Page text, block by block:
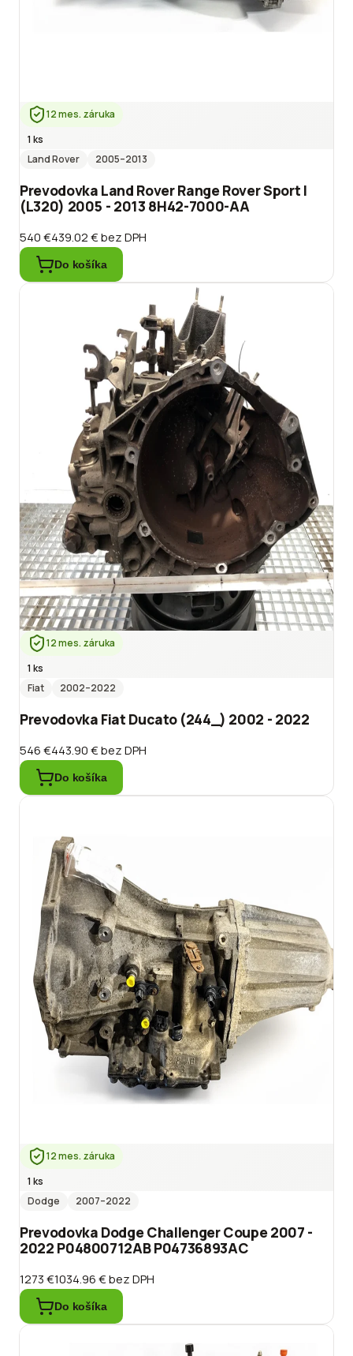
12 mes. záruka
1 ks
Land Rover
2005–2013
Prevodovka Land Rover Range Rover Sport I
(L320) 2005 - 2013 8H42-7000-AA
540 €439.02 €bez DPH
Do košíka
12 mes. záruka
1 ks
Fiat
2002–2022
Prevodovka Fiat Ducato (244_) 2002 - 2022
546 €443.90 €bez DPH
Do košíka
12 mes. záruka
1 ks
Dodge
2007–2022
Prevodovka Dodge Challenger Coupe 2007 -
2022 P04800712AB P04736893AC
1273 €1034.96 €bez DPH
Do košíka